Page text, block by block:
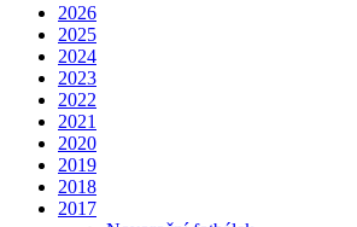
2026
2025
2024
2023
2022
2021
2020
2019
2018
2017